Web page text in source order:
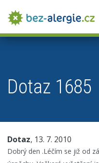
Dotaz 1685
Dotaz, 13. 7. 2010
Dobrý den .Léčím se již od